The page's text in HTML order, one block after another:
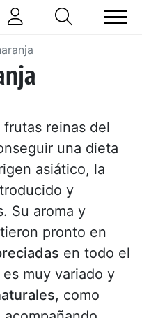
frutas reinas del
una dieta
asiático, la
y
Su aroma y
pronto en
en todo el
muy variado y
, como